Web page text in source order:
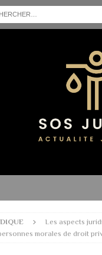
Les aspects
morales de droit